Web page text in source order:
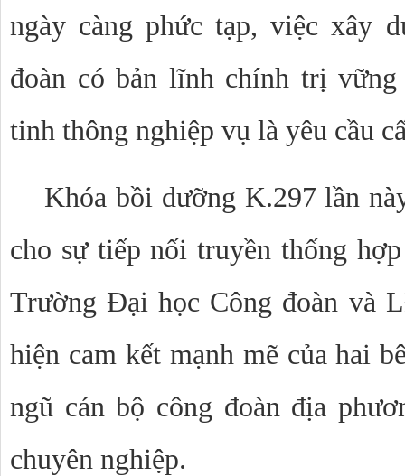
ngày càng phức tạp, việc xây
đoàn có bản lĩnh chính trị
tinh thông nghiệp vụ là yêu cầu
Khóa bồi dưỡng K.297 lần
cho sự tiếp nối truyền thống
Trường Đại học Công đoàn và
hiện cam kết mạnh mẽ của hai
ngũ cán bộ công đoàn địa
chuyên nghiệp.